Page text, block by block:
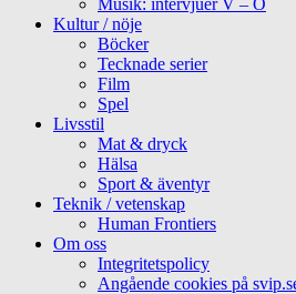
Musik: intervjuer V – Ö
Kultur / nöje
Böcker
Tecknade serier
Film
Spel
Livsstil
Mat & dryck
Hälsa
Sport & äventyr
Teknik / vetenskap
Human Frontiers
Om oss
Integritetspolicy
Angående cookies på